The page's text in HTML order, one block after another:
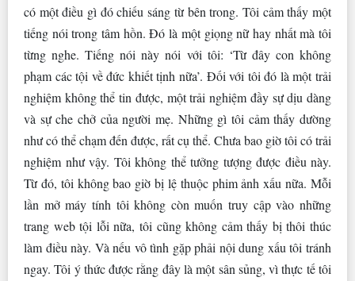
có một điều gì đó chiếu sáng từ bên trong. Tôi cảm thấy một
tiếng nói trong tâm hồn. Đó là một giọng nữ hay nhất mà tôi
từng nghe. Tiếng nói này nói với tôi: ‘Từ đây con không
phạm các tội về đức khiết tịnh nữa’. Đối với tôi đó là một trải
nghiệm không thể tin được, một trải nghiệm đầy sự dịu dàng
và sự che chở của người mẹ. Những gì tôi cảm thấy dường
như có thể chạm đến được, rất cụ thể. Chưa bao giờ tôi có trải
nghiệm như vậy. Tôi không thể tưởng tượng được điều này.
Từ đó, tôi không bao giờ bị lệ thuộc phim ảnh xấu nữa. Mỗi
lần mở máy tính tôi không còn muốn truy cập vào những
trang web tội lỗi nữa, tôi cũng không cảm thấy bị thôi thúc
làm điều này. Và nếu vô tình gặp phải nội dung xấu tôi tránh
ngay. Tôi ý thức được rằng đây là một sân sủng, vì thực tế tôi